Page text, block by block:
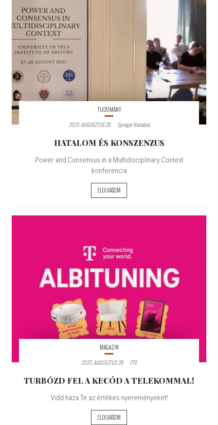
TUDOMÁNY
2025. AUGUSZTUS 28.
Springer Barnabás
HATALOM ÉS KONSZENZUS
Power and Consensus in a Multidisciplinary Context
konferencia
ELOLVASOM
MAGAZIN
2025. AUGUSZTUS 28.
PTE
TURBÓZD FEL A KECÓD A TELEKOMMAL!
Vidd haza Te az értékes nyereményeket!
ELOLVASOM